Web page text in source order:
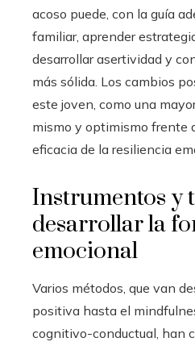
acoso puede, con la guía
familiar, aprender
desarrollar asertividad y
más sólida. Los cambios
este joven, como una
mismo y optimismo frente
eficacia de la resiliencia
Instrumentos y
desarrollar la
emocional
Varios métodos, que van
positiva hasta el
cognitivo-conductual, han